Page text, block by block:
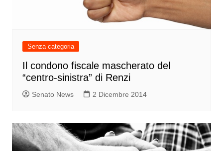
Senza categoria
Il condono fiscale mascherato del
“centro-sinistra” di Renzi
Senato News 2 Dicembre 2014